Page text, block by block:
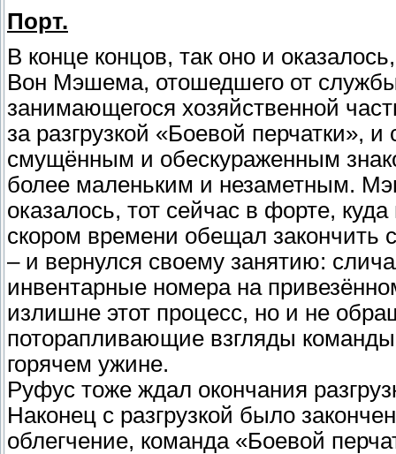
Порт.
В конце концов, так оно и
Вон Мэшема, отошедшего от
занимающегося хозяйственной
за разгрузкой «Боевой перчатки»,
смущённым и обескураженным
более маленьким и незаметным.
оказалось, тот сейчас в форте,
скором времени обещал
– и вернулся своему занятию:
инвентарные номера на
излишне этот процесс, но и не
поторапливающие взгляды
горячем ужине.
Руфус тоже ждал окончания
Наконец с разгрузкой было
облегчение, команда «Боевой